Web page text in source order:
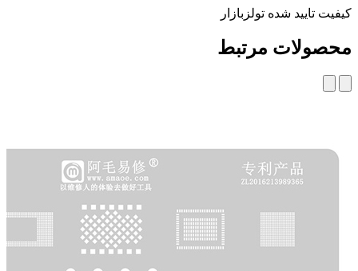
کیفیت تایید شده تولزبازار
محصولات مرتبط